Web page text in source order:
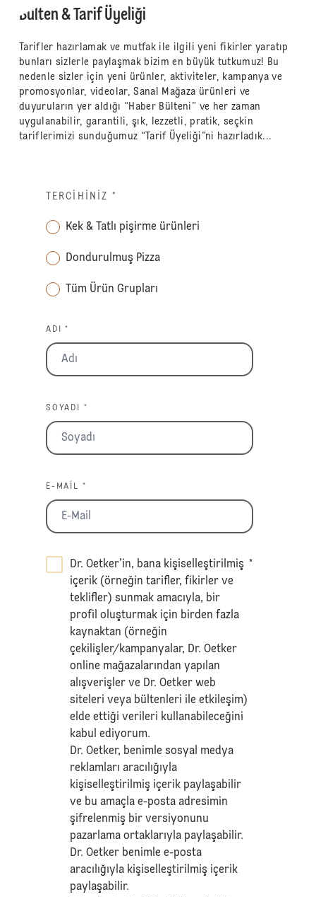
Bülten & Tarif Üyeliği
Tarifler hazırlamak ve mutfak ile ilgili yeni fikirler yaratıp
bunları sizlerle paylaşmak bizim en büyük tutkumuz! Bu
nedenle sizler için yeni ürünler, aktiviteler, kampanya ve
promosyonlar, videolar, Sanal Mağaza ürünleri ve
duyuruların yer aldığı “Haber Bülteni” ve her zaman
uygulanabilir, garantili, şık, lezzetli, pratik, seçkin
tariflerimizi sunduğumuz “Tarif Üyeliği”ni hazırladık...
TERCIHINIZ *
Kek & Tatlı pişirme ürünleri
Dondurulmuş Pizza
Tüm Ürün Grupları
ADI *
SOYADI *
E-MAIL *
Dr. Oetker’in, bana kişiselleştirilmiş
içerik (örneğin tarifler, fikirler ve
teklifler) sunmak amacıyla, bir
profil oluşturmak için birden fazla
kaynaktan (örneğin
çekilişler/kampanyalar, Dr. Oetker
online mağazalarından yapılan
alışverişler ve Dr. Oetker web
siteleri veya bültenleri ile etkileşim)
elde ettiği verileri kullanabileceğini
kabul ediyorum.
Dr. Oetker, benimle sosyal medya
reklamları aracılığıyla
kişiselleştirilmiş içerik paylaşabilir
ve bu amaçla e-posta adresimin
şifrelenmiş bir versiyonunu
pazarlama ortaklarıyla paylaşabilir.
Dr. Oetker benimle e-posta
aracılığıyla kişiselleştirilmiş içerik
paylaşabilir.
*